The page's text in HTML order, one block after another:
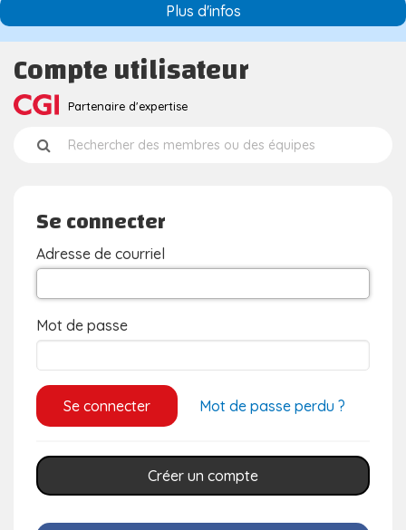
Plus d'infos
Compte utilisateur
Partenaire d'expertise
Se connecter
Adresse de courriel
Mot de passe
Mot de passe perdu ?
Créer un compte